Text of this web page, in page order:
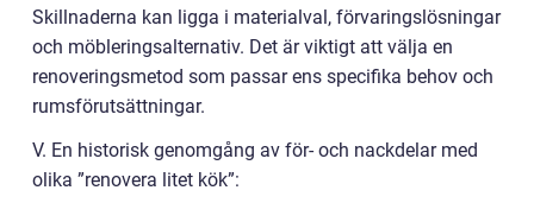
Skillnaderna kan ligga i materialval, förvaringslösningar
och möbleringsalternativ. Det är viktigt att välja en
renoveringsmetod som passar ens specifika behov och
rumsförutsättningar.
V. En historisk genomgång av för- och nackdelar med
olika ”renovera litet kök”: